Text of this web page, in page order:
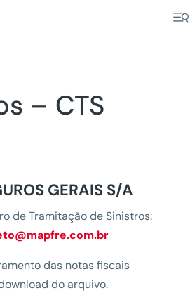
– CTS
GERAIS S/A
de Tramitação de Sinistros:
das notas fiscais
do arquivo.